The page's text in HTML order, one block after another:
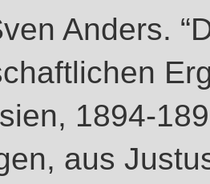
Anders.
1894-
aus